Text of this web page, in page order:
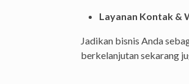
Layanan Kontak &
Jadikan bisnis Anda
berkelanjutan sekarang